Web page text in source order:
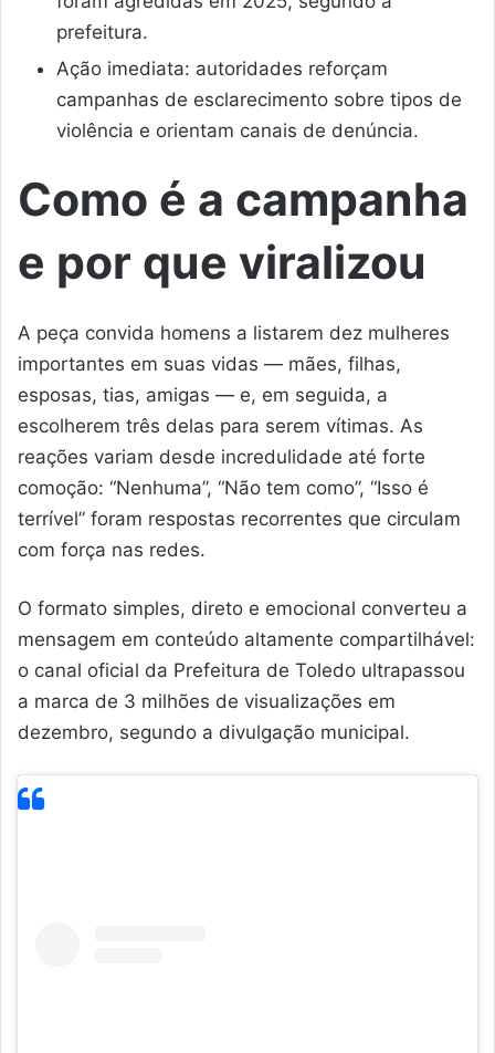
prefeitura.
Ação imediata: autoridades reforçam
campanhas de esclarecimento sobre tipos de
violência e orientam canais de denúncia.
Como é a campanha
e por que viralizou
A peça convida homens a listarem dez mulheres
importantes em suas vidas — mães, filhas,
esposas, tias, amigas — e, em seguida, a
escolherem três delas para serem vítimas. As
reações variam desde incredulidade até forte
comoção: “Nenhuma”, “Não tem como”, “Isso é
terrível” foram respostas recorrentes que circulam
com força nas redes.
O formato simples, direto e emocional converteu a
mensagem em conteúdo altamente compartilhável:
o canal oficial da Prefeitura de Toledo ultrapassou
a marca de 3 milhões de visualizações em
dezembro, segundo a divulgação municipal.